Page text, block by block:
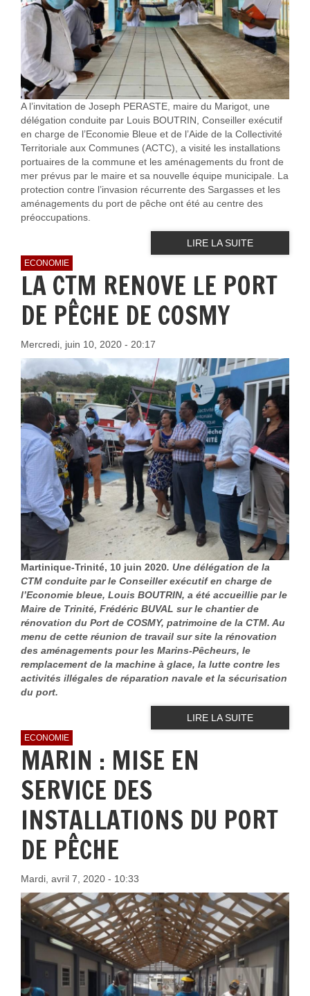
A l’invitation de Joseph PERASTE, maire du Marigot, une
délégation conduite par Louis BOUTRIN, Conseiller exécutif
en charge de l’Economie Bleue et de l’Aide de la Collectivité
Territoriale aux Communes (ACTC), a visité les installations
portuaires de la commune et les aménagements du front de
mer prévus par le maire et sa nouvelle équipe municipale. La
protection contre l’invasion récurrente des Sargasses et les
aménagements du port de pêche ont été au centre des
préoccupations.
LIRE LA SUITE
ECONOMIE
LA CTM RENOVE LE PORT
DE PÊCHE DE COSMY
Mercredi, juin 10, 2020 - 20:17
Martinique-Trinité, 10 juin 2020. Une délégation de la
CTM conduite par le Conseiller exécutif en charge de
l’Economie bleue, Louis BOUTRIN, a été accueillie par le
Maire de Trinité, Frédéric BUVAL sur le chantier de
rénovation du Port de COSMY, patrimoine de la CTM. Au
menu de cette réunion de travail sur site la rénovation
des aménagements pour les Marins-Pêcheurs, le
remplacement de la machine à glace, la lutte contre les
activités illégales de réparation navale et la sécurisation
du port.
LIRE LA SUITE
ECONOMIE
MARIN : MISE EN
SERVICE DES
INSTALLATIONS DU PORT
DE PÊCHE
Mardi, avril 7, 2020 - 10:33